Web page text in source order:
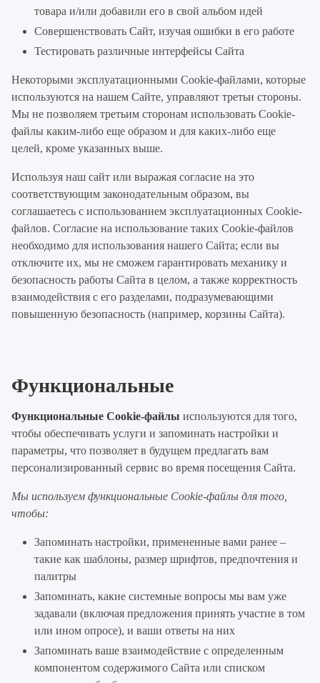
товара и/или добавили его в свой альбом идей
Совершенствовать Сайт, изучая ошибки в его работе
Тестировать различные интерфейсы Сайта
Некоторыми эксплуатационными Cookie-файлами, которые
используются на нашем Сайте, управляют третьи стороны.
Мы не позволяем третьим сторонам использовать Cookie-
файлы каким-либо еще образом и для каких-либо еще
целей, кроме указанных выше.
Используя наш сайт или выражая согласие на это
соответствующим законодательным образом, вы
соглашаетесь с использованием эксплуатационных Cookie-
файлов. Согласие на использование таких Cookie-файлов
необходимо для использования нашего Сайта; если вы
отключите их, мы не сможем гарантировать механику и
безопасность работы Сайта в целом, а также корректность
взаимодействия с его разделами, подразумевающими
повышенную безопасность (например, корзины Сайта).
Функциональные
Функциональные Cookie-файлы используются для того,
чтобы обеспечивать услуги и запоминать настройки и
параметры, что позволяет в будущем предлагать вам
персонализированный сервис во время посещения Сайта.
Мы используем функциональные Cookie-файлы для того,
чтобы:
Запоминать настройки, примененные вами ранее –
такие как шаблоны, размер шрифтов, предпочтения и
палитры
Запоминать, какие системные вопросы мы вам уже
задавали (включая предложения принять участие в том
или ином опросе), и ваши ответы на них
Запоминать ваше взаимодействие с определенным
компонентом содержимого Сайта или списком